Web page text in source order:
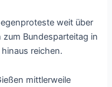
weit über
Bundesparteitag in
reichen.
mittlerweile